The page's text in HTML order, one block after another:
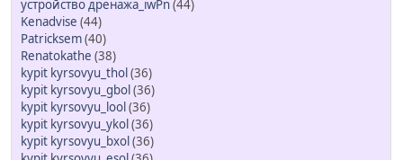
устройство дренажа_iwPn(44)
Kenadvise (44)
Patricksem(40)
Renatokathe (38)
kypit kyrsovyu_thol(36)
kypit kyrsovyu_gbol(36)
kypit kyrsovyu_lool(36)
kypit kyrsovyu_ykol(36)
kypit kyrsovyu_bxol(36)